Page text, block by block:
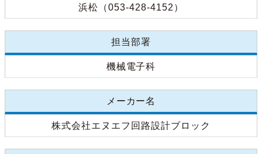
浜松（053-428-4152）
担当部署
機械電子科
メーカー名
株式会社エヌエフ回路設計ブロック